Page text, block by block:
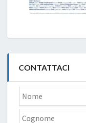
CONTATTACI